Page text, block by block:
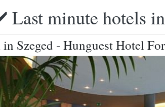
Last minute hotels
Szeged - Hunguest Hotel